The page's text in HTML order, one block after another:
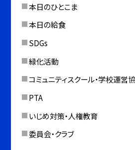
本日のひとこま
本日の給食
SDGs
緑化活動
コミュニティスクール・学校運営
PTA
いじめ対策・人権教育
委員会・クラブ